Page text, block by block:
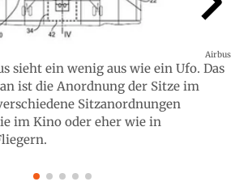
sieht ein wenig aus wie ein Ufo. Das
ist die Anordnung der Sitze im
Sitzanordnungen
im Kino oder eher wie in
Airbus